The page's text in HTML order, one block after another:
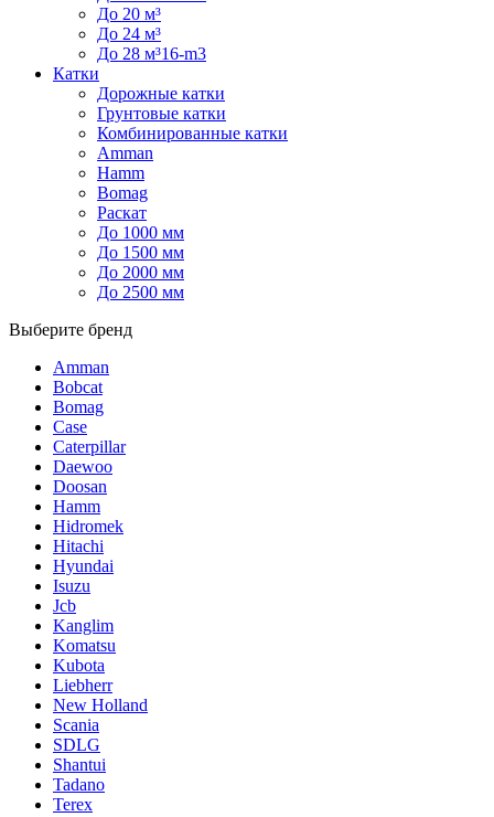
До 20 м³
До 24 м³
До 28 м³16-m3
Катки
Дорожные катки
Грунтовые катки
Комбинированные катки
Amman
Hamm
Bomag
Раскат
До 1000 мм
До 1500 мм
До 2000 мм
До 2500 мм
Выберите бренд
Amman
Bobcat
Bomag
Case
Caterpillar
Daewoo
Doosan
Hamm
Hidromek
Hitachi
Hyundai
Isuzu
Jcb
Kanglim
Komatsu
Kubota
Liebherr
New Holland
Scania
SDLG
Shantui
Tadano
Terex